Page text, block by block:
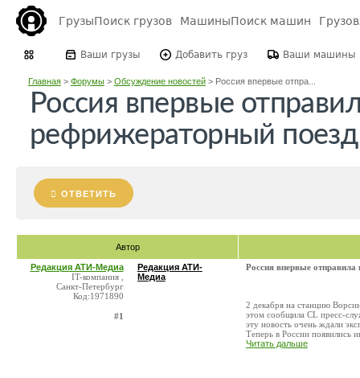
ГрузыПоиск грузов МашиныПоиск машин
Ваши грузы Добавить груз Ваши машины
Главная> Форумы> Обсуждение новостей> Россия впервые отпра...
Россия впервые
рефрижераторный
ОТВЕТИТЬ
Автор
Редакция АТИ-Медиа
IT-компания ,
Санкт-Петербург
Код:1971890
#1
Редакция АТИ-
Медиа
Россия впервые
2 декабря на станцию
этом сообщила CL пресс-
эту новость очень ждали
Теперь в России появились
Читать дальше